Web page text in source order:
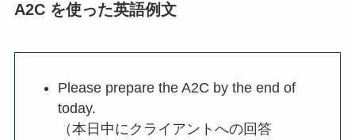
A2C を使った英語例文
Please prepare the A2C by the end of
today.
（本日中にクライアントへの回答